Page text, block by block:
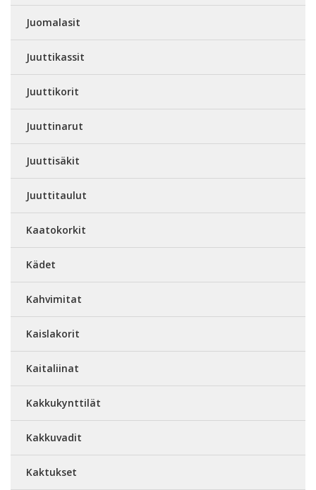
Juomalasit
Juuttikassit
Juuttikorit
Juuttinarut
Juuttisäkit
Juuttitaulut
Kaatokorkit
Kädet
Kahvimitat
Kaislakorit
Kaitaliinat
Kakkukynttilät
Kakkuvadit
Kaktukset